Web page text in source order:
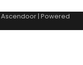
Ascendoor| Powered